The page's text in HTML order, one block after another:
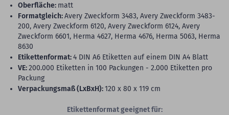
Oberfläche: matt
Formatgleich:Avery Zweckform 3483, Avery Zweckform 3483-
200, Avery Zweckform 6120, Avery Zweckform 6124, Avery
Zweckform 6601, Herma 4627, Herma 4676, Herma 5063, Herma
8630
Etikettenformat:4 DIN A6 Etiketten auf einem DIN A4 Blatt
VE:200.000 Etiketten in 100 Packungen - 2.000 Etiketten pro
Packung
Verpackungsmaß (LxBxH):120 x 80 x 119 cm
Etikettenformat geeignet für: